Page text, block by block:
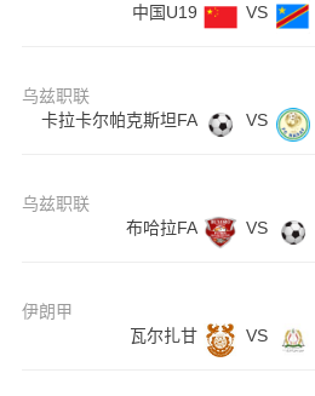
中国U19
VS
乌兹职联
卡拉卡尔帕克斯坦FA
VS
乌兹职联
布哈拉FA
VS
伊朗甲
瓦尔扎甘
VS